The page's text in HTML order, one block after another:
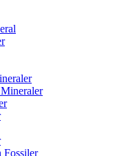
Fossiler